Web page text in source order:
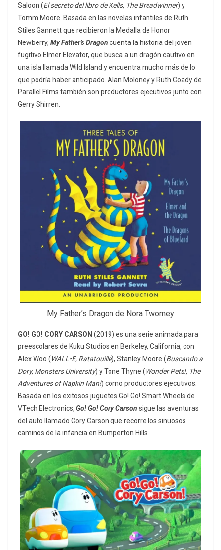
Saloon (El secreto del libro de Kells, The Breadwinner) y
Tomm Moore. Basada en las novelas infantiles de Ruth
Stiles Gannett que recibieron la Medalla de Honor
Newberry, My Father’s Dragon cuenta la historia del joven
fugitivo Elmer Elevator, que busca a un dragón cautivo en
una isla llamada Wild Island y encuentra mucho más de lo
que podría haber anticipado. Alan Moloney y Ruth Coady de
Parallel Films también son productores ejecutivos junto con
Gerry Shirren.
My Father’s Dragon de Nora Twomey
GO! GO! CORY CARSON (2019) es una serie animada para
preescolares de Kuku Studios en Berkeley, California, con
Alex Woo (WALL•E, Ratatouille), Stanley Moore (Buscando a
Dory, Monsters University) y Tone Thyne (Wonder Pets!, The
Adventures of Napkin Man!) como productores ejecutivos.
Basada en los exitosos juguetes Go! Go! Smart Wheels de
VTech Electronics, Go! Go! Cory Carson sigue las aventuras
del auto llamado Cory Carson que recorre los sinuosos
caminos de la infancia en Bumperton Hills.